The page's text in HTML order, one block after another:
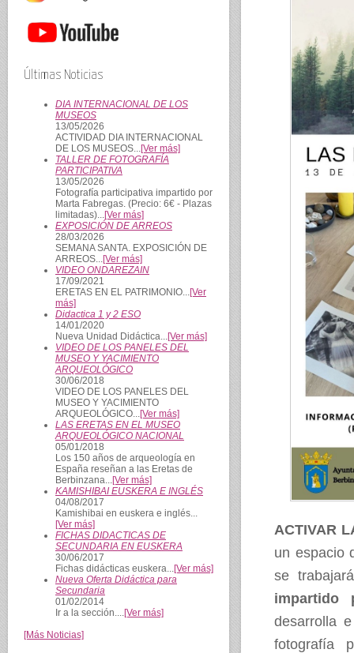
ACTIVAR
un espacio
se
impartido
desarrolla
fotografía
Últimas Noticias
DIA INTERNACIONAL DE LOS
MUSEOS
13/05/2026
ACTIVIDAD DIA INTERNACIONAL
DE LOS MUSEOS...[Ver más]
TALLER DE FOTOGRAFÍA
PARTICIPATIVA
13/05/2026
Fotografía participativa impartido por
Marta Fabregas. (Precio: 6€ - Plazas
limitadas)...[Ver más]
EXPOSICIÓN DE ARREOS
28/03/2026
SEMANA SANTA. EXPOSICIÓN DE
ARREOS...[Ver más]
VIDEO ONDAREZAIN
17/09/2021
ERETAS EN EL PATRIMONIO...[Ver
más]
Didactica 1 y 2 ESO
14/01/2020
Nueva Unidad Didáctica...[Ver más]
VIDEO DE LOS PANELES DEL
MUSEO Y YACIMIENTO
ARQUEOLÓGICO
30/06/2018
VIDEO DE LOS PANELES DEL
MUSEO Y YACIMIENTO
ARQUEOLÓGICO...[Ver más]
LAS ERETAS EN EL MUSEO
ARQUEOLÓGICO NACIONAL
05/01/2018
Los 150 años de arqueología en
España reseñan a las Eretas de
Berbinzana...[Ver más]
KAMISHIBAI EUSKERA E INGLÉS
04/08/2017
Kamishibai en euskera e inglés...
[Ver más]
FICHAS DIDACTICAS DE
SECUNDARIA EN EUSKERA
30/06/2017
Fichas didácticas euskera...[Ver más]
Nueva Oferta Didáctica para
Secundaria
01/02/2014
Ir a la sección....[Ver más]
[Más Noticias]